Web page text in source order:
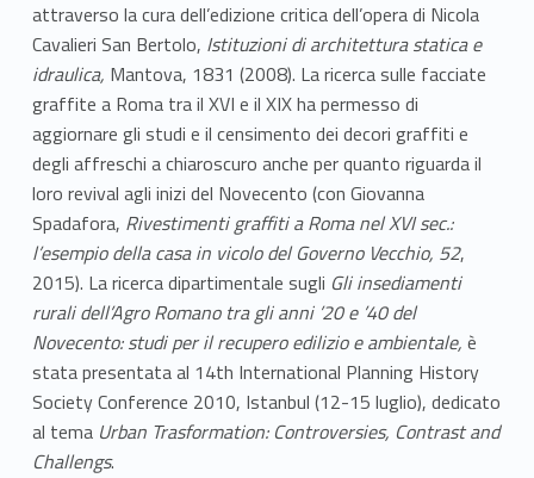
attraverso la cura dell’edizione critica dell’opera di Nicola
Cavalieri San Bertolo, Istituzioni di architettura statica e
idraulica, Mantova, 1831 (2008). La ricerca sulle facciate
graffite a Roma tra il XVI e il XIX ha permesso di
aggiornare gli studi e il censimento dei decori graffiti e
degli affreschi a chiaroscuro anche per quanto riguarda il
loro revival agli inizi del Novecento (con Giovanna
Spadafora, Rivestimenti graffiti a Roma nel XVI sec.:
l’esempio della casa in vicolo del Governo Vecchio, 52,
2015). La ricerca dipartimentale sugli Gli insediamenti
rurali dell’Agro Romano tra gli anni ’20 e ’40 del
Novecento: studi per il recupero edilizio e ambientale, è
stata presentata al 14th International Planning History
Society Conference 2010, Istanbul (12-15 luglio), dedicato
al tema Urban Trasformation: Controversies, Contrast and
Challengs.